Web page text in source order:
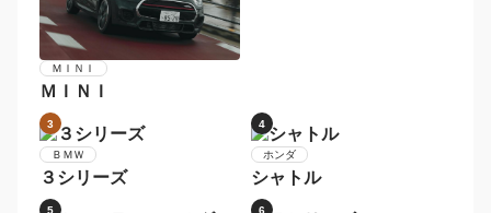
ザ・ビートル ホンダ
ＣＲ−Ｚ
5